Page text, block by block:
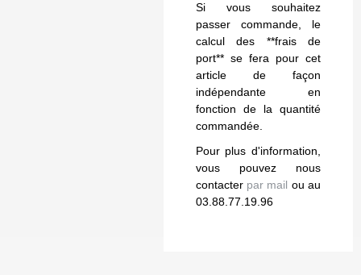
Si vous souhaitez
passer commande, le
calcul des **frais de
port** se fera pour cet
article de façon
indépendante en
fonction de la quantité
commandée.
Pour plus d'information,
vous pouvez nous
contacter par mail ou au
03.88.77.19.96